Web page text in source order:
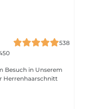
538
Herrenhaarschnitt